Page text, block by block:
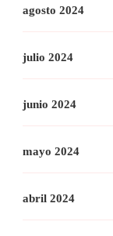
agosto 2024
julio 2024
junio 2024
mayo 2024
abril 2024